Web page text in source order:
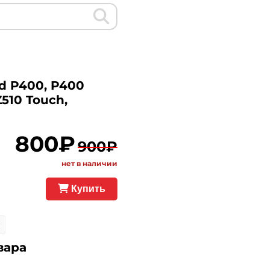
P400, P400
Touch,
800₽900₽
нет в наличии
Купить